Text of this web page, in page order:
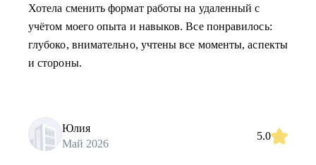
Хотела сменить формат работы на удаленный с
учётом моего опыта и навыков. Все понравилось:
глубоко, внимательно, учтены все моменты, аспекты
и стороны.
Юлия
Май 2026
5.0